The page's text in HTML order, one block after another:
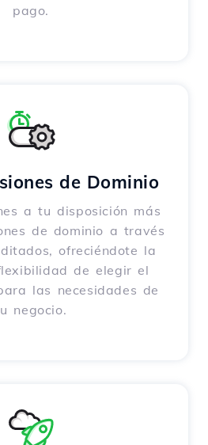
pago.
de Dominio
a tu disposición más
de dominio a través
ofreciéndote la
de elegir el
las necesidades de
negocio.